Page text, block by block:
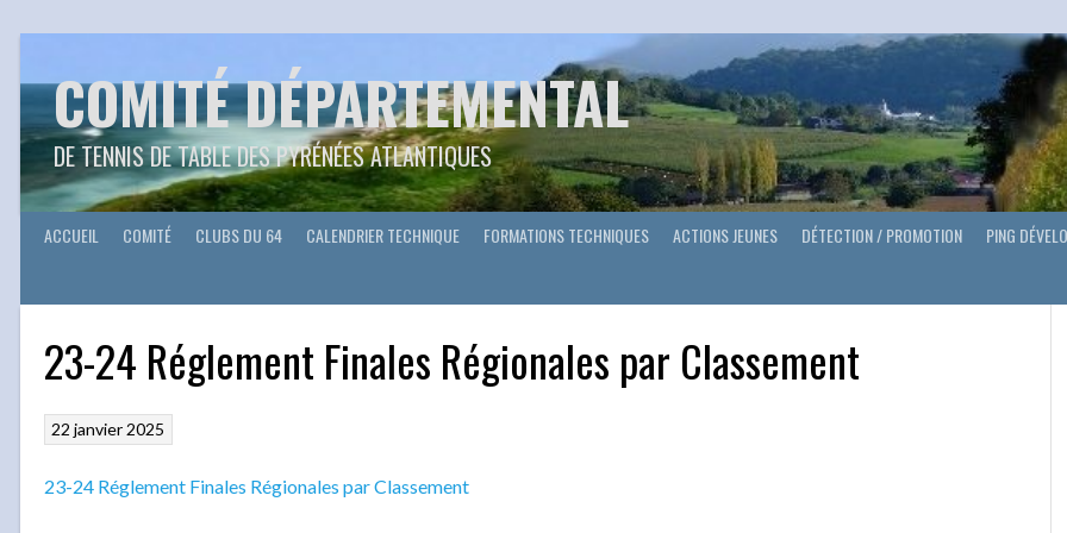
COMITÉ DÉPARTEMENTAL
DE TENNIS DE TABLE DES PYRÉNÉES ATLANTIQUES
ACCUEIL COMITÉ CLUBS DU 64 CALENDRIER TECHNIQUE FORMATIONS TECHNIQUES ACTIONS JEUNES DÉTECTION / PROMOTION PING
23-24 Réglement Finales Régionales par Classement
22 janvier 2025
23-24 Réglement Finales Régionales par Classement